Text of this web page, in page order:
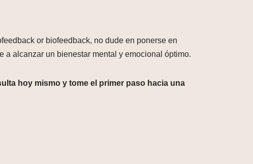
or biofeedback, no dude en ponerse en
a alcanzar un bienestar mental y emocional óptimo.
hoy mismo y tome el primer paso hacia una